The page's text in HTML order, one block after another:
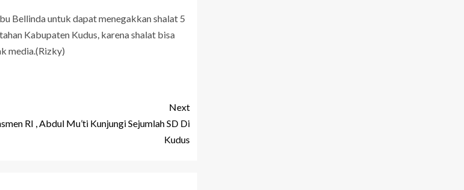
Bellinda untuk dapat menegakkan shalat 5
Kabupaten Kudus, karena shalat bisa
media.(Rizky)
Next
RI , Abdul Mu’ti Kunjungi Sejumlah SD Di
Kudus